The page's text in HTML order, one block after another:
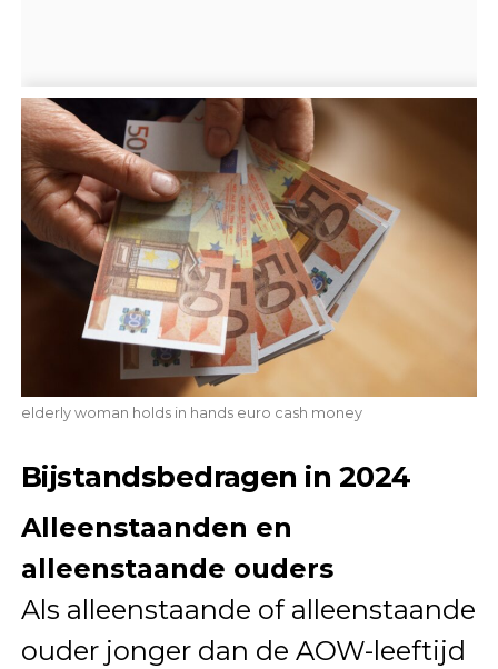
elderly woman holds in hands euro cash money
Bijstandsbedragen in 2024
Alleenstaanden en
alleenstaande ouders
Als alleenstaande of alleenstaande
ouder jonger dan de AOW-leeftijd